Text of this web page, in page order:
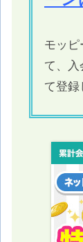
モッピ
て、入
て登録